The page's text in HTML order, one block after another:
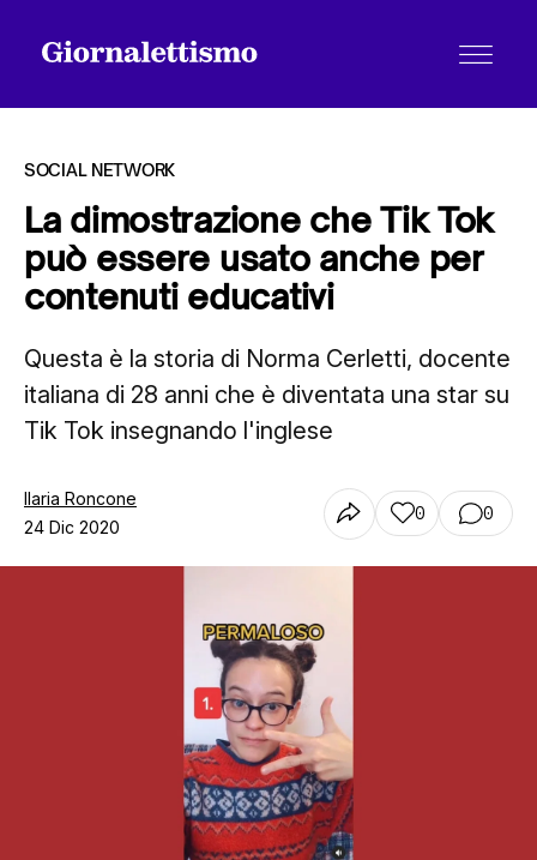
Tutti gli articoli
Chi siamo
SOCIAL NETWORK
La dimostrazione che Tik Tok
può essere usato anche per
contenuti educativi
Questa è la storia di Norma Cerletti, docente
italiana di 28 anni che è diventata una star su
Tik Tok insegnando l'inglese
Ilaria Roncone
24 Dic 2020
0 0